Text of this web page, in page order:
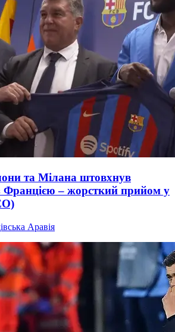
та Мілана штовхнув
Францією – жорсткий прийом у
Аравія